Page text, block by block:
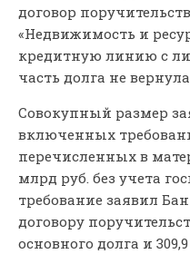
договор
«Недвижимость и
кредитную линию с
часть долга не вернула.
Совокупный размер
включенных
перечисленных в
млрд руб. без учета
требование заявил
договору
основного долга и